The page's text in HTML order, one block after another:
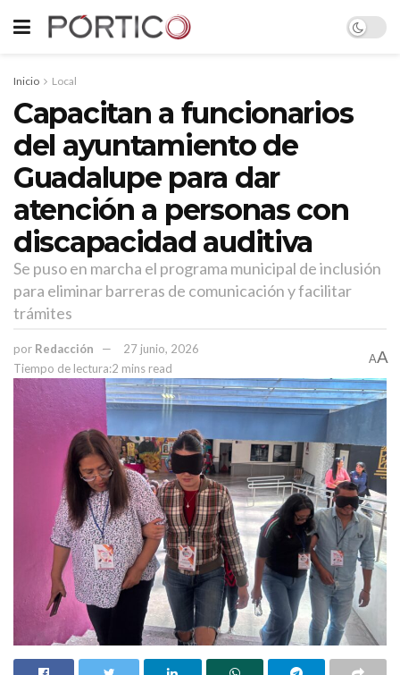
Inicio Local
Capacitan a funcionarios
del ayuntamiento de
Guadalupe para dar
atención a personas con
discapacidad auditiva
Se puso en marcha el programa municipal de inclusión
para eliminar barreras de comunicación y facilitar
trámites
por Redacción
27 junio, 2026
Tiempo de lectura:2 mins read
AA